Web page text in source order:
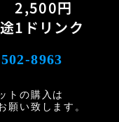
2,500円
1ドリンク
8963
トの購入は
願い致します。